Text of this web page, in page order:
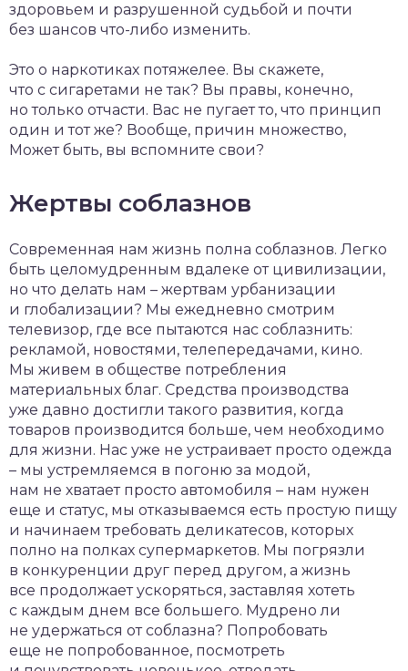
здоровьем и разрушенной судьбой и почти
без шансов что-либо изменить.
Это о наркотиках потяжелее. Вы скажете,
что с сигаретами не так? Вы правы, конечно,
но только отчасти. Вас не пугает то, что принцип
один и тот же? Вообще, причин множество,
Может быть, вы вспомните свои?
Жертвы соблазнов
Современная нам жизнь полна соблазнов. Легко
быть целомудренным вдалеке от цивилизации,
но что делать нам – жертвам урбанизации
и глобализации? Мы ежедневно смотрим
телевизор, где все пытаются нас соблазнить:
рекламой, новостями, телепередачами, кино.
Мы живем в обществе потребления
материальных благ. Средства производства
уже давно достигли такого развития, когда
товаров производится больше, чем необходимо
для жизни. Нас уже не устраивает просто одежда
– мы устремляемся в погоню за модой,
нам не хватает просто автомобиля – нам нужен
еще и статус, мы отказываемся есть простую пищу
и начинаем требовать деликатесов, которых
полно на полках супермаркетов. Мы погрязли
в конкуренции друг перед другом, а жизнь
все продолжает ускоряться, заставляя хотеть
с каждым днем все большего. Мудрено ли
не удержаться от соблазна? Попробовать
еще не попробованное, посмотреть